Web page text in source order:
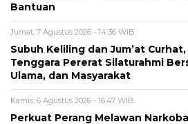
Bantuan
Jumat, 7 Agustus 2026 - 14:36 WIB
Subuh Keliling dan Jum’at
Tenggara Pererat Silaturahmi
Ulama, dan Masyarakat
Kamis, 6 Agustus 2026 - 16:47 WIB
Perkuat Perang Melawan